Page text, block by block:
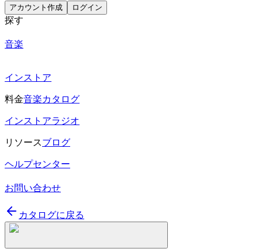
アカウント作成 ログイン
探す
音楽
インストア
料金音楽カタログ
インストアラジオ
リソースブログ
ヘルプセンター
お問い合わせ
カタログに戻る